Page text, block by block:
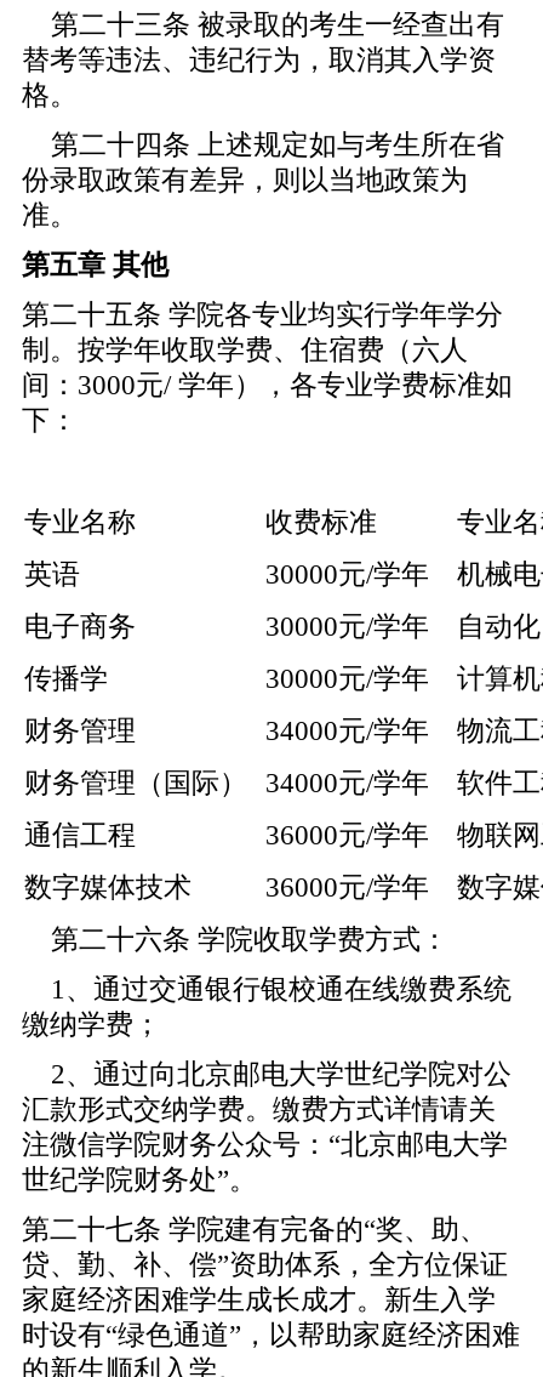
第二十三条 被录取的考生一经查出有
替考等违法、违纪行为，取消其入学资
格。
第二十四条 上述规定如与考生所在省
份录取政策有差异，则以当地政策为
准。
第五章 其他
第二十五条 学院各专业均实行学年学分
制。按学年收取学费、住宿费（六人
间：3000元/ 学年），各专业学费标准如
下：
专业名称 收费标准
专业
英语
30000元/学年
机械
电子商务
30000元/学年
自动化
传播学
30000元/学年
计算
财务管理
34000元/学年
物流
财务管理（国际）
34000元/学年
软件
通信工程
36000元/学年
物联
数字媒体技术
36000元/学年
数字
第二十六条 学院收取学费方式：
1、通过交通银行银校通在线缴费系统
缴纳学费；
2、通过向北京邮电大学世纪学院对公
汇款形式交纳学费。缴费方式详情请关
注微信学院财务公众号：“北京邮电大学
世纪学院财务处”。
第二十七条 学院建有完备的“奖、助、
贷、勤、补、偿”资助体系，全方位保证
家庭经济困难学生成长成才。新生入学
时设有“绿色通道”，以帮助家庭经济困难
的新生顺利入学。